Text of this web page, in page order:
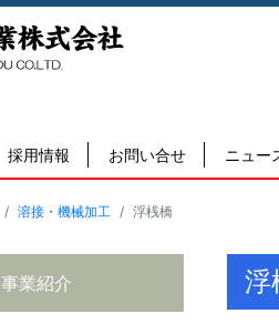
採用情報 お問い合せ ニュー
溶接・機械加工 浮桟橋
事業紹介 浮